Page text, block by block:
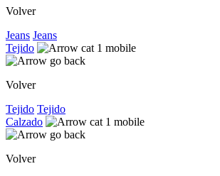
Volver
Jeans Jeans
Tejido
Volver
Tejido Tejido
Calzado
Volver